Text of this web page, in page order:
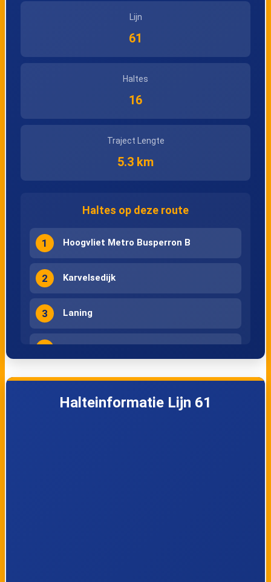
Lijn
61
Haltes
16
Traject Lengte
5.3 km
Haltes op deze route
1 Hoogvliet Metro Busperron B
2 Karvelsedijk
3 Laning
4 Toscalaan
5 Fideliolaan
Halteinformatie Lijn 61